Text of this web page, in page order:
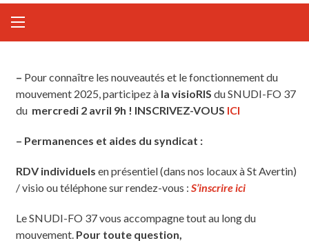
– Pour connaître les nouveautés et le fonctionnement du
mouvement 2025, participez àla visioRIS du SNUDI-FO 37
dumercredi 2 avril 9h ! INSCRIVEZ-VOUS ICI
– Permanences et aides du syndicat :
RDV individuels en présentiel (dans nos locaux à St Avertin)
/ visio ou téléphone sur rendez-vous : S’inscrire ici
Le SNUDI-FO 37 vous accompagne tout au long du
mouvement. Pour toute question,